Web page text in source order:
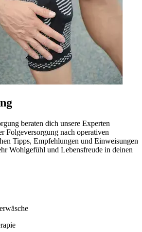
beraten dich unsere Experten
Folgeversorgung nach operativen
Tipps, Empfehlungen und Einweisungen
Wohlgefühl und Lebensfreude in deinen